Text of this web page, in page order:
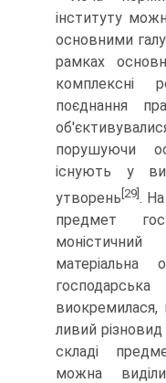
інституту
основними
рамках
комплек­сні
поєднання
пору­шуючи
існують у
утворень [29].
пред­мет
матеріальна
виокремилася,
ливий
складі
можна